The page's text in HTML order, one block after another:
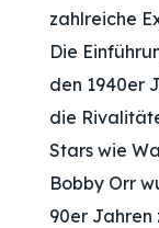
zahlreiche
Die
den 1940er
die
Stars wie
Bobby Orr
90er Jahren